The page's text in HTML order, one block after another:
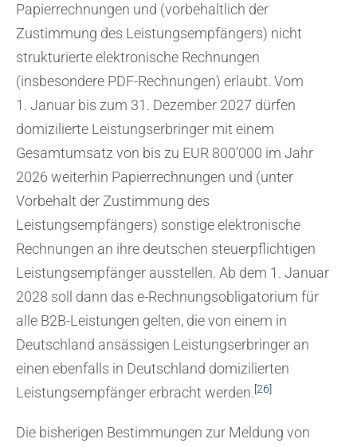
Papierrechnungen und (vorbehaltlich der
Zustimmung des Leistungsempfängers) nicht
strukturierte elektronische Rechnungen
(insbesondere PDF-Rechnungen) erlaubt. Vom
1. Januar bis zum 31. Dezember 2027 dürfen
domizilierte Leistungserbringer mit einem
Gesamtumsatz von bis zu EUR 800’000 im Jahr
2026 weiterhin Papierrechnungen und (unter
Vorbehalt der Zustimmung des
Leistungsempfängers) sonstige elektronische
Rechnungen an ihre deutschen steuerpflichtigen
Leistungsempfänger ausstellen. Ab dem 1. Januar
2028 soll dann das e-Rechnungsobligatorium für
alle B2B-Leistungen gelten, die von einem in
Deutschland ansässigen Leistungserbringer an
einen ebenfalls in Deutschland domizilierten
Leistungsempfänger erbracht werden.[26]
Die bisherigen Bestimmungen zur Meldung von